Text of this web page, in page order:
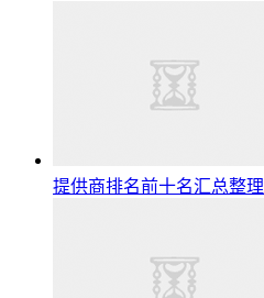
提供商排名前十名汇总整理